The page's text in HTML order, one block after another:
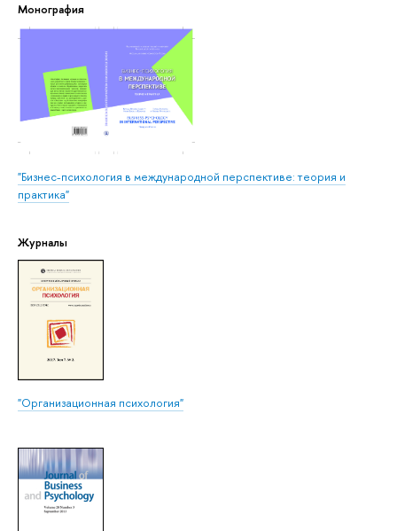
Монография
"Бизнес-психология в международной перспективе: теория и
практика"
Журналы
"Организационная психология"